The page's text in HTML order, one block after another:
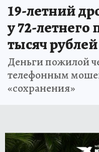
19-летний
у 72-летнего
тысяч рублей
Деньги пожилой
телефонным
«сохранения»